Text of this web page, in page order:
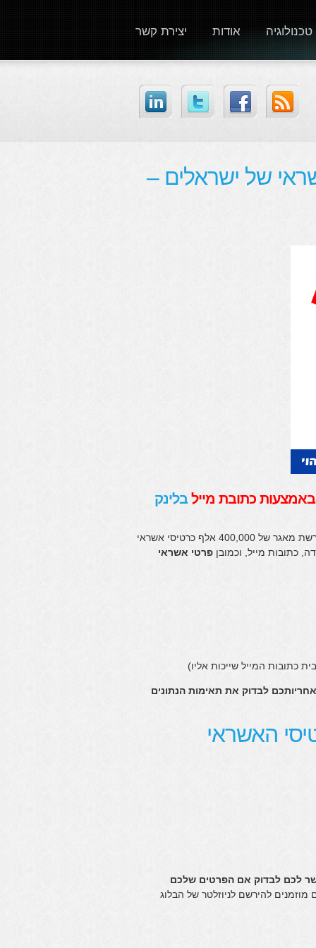
יצירת קשר אודות טכנולוגיה
כרטיסי אשראי של ישראלים –
כתובת מיילבלינק
היום בתאריך 2.1.12 השלוחה הסעודית של אנונימיוס פירסמה ברחבי הרשת מאגר של 400,000 אלף כרטיסי אשראי
כתובות מייל, וכמובן פרטי אשראי
לבדוק את תאימות הנתונים
האשראי
לכם לבדוק אם הפרטים שלכם
להירשם לניוזלטר של הבלוג